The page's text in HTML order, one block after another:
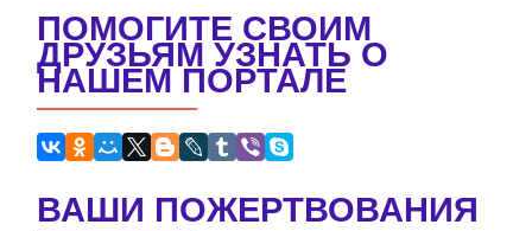
ПОМОГИТЕ СВОИМ
ДРУЗЬЯМ УЗНАТЬ О
НАШЕМ ПОРТАЛЕ
ВАШИ ПОЖЕРТВОВАНИЯ